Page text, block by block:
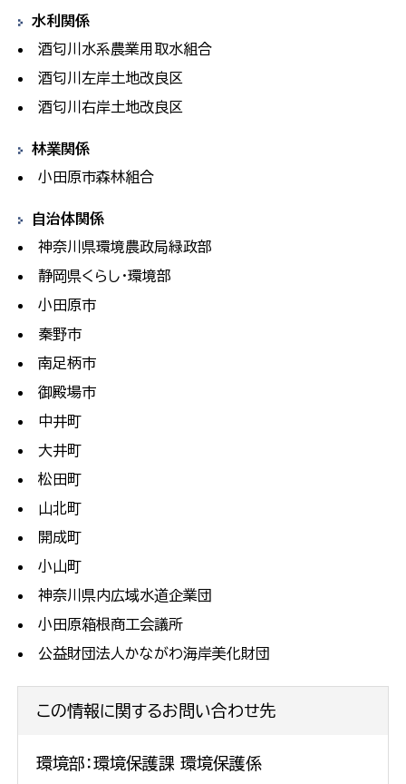
水利関係
酒匂川水系農業用取水組合
酒匂川左岸土地改良区
酒匂川右岸土地改良区
林業関係
小田原市森林組合
自治体関係
神奈川県環境農政局緑政部
静岡県くらし・環境部
小田原市
秦野市
南足柄市
御殿場市
中井町
大井町
松田町
山北町
開成町
小山町
神奈川県内広域水道企業団
小田原箱根商工会議所
公益財団法人かながわ海岸美化財団
この情報に関するお問い合わせ先
環境部：環境保護課 環境保護係